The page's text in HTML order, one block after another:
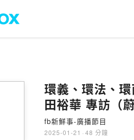
環義、環法、
田裕華 專訪（
fb新鮮事-廣播節目
2025-01-21 · 48 分鐘